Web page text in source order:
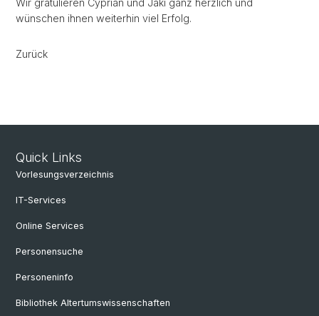
Wir gratulieren Cyprian und Jaki ganz herzlich und
wünschen ihnen weiterhin viel Erfolg.
Zurück
Quick Links
Vorlesungsverzeichnis
IT-Services
Online Services
Personensuche
Personeninfo
Bibliothek Altertumswissenschaften